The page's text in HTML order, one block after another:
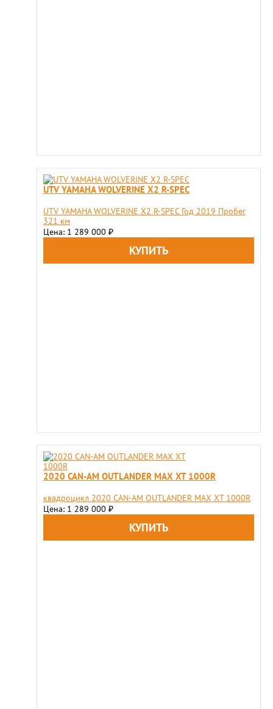
UTV YAMAHA WOLVERINE X2 R-SPEC
UTV YAMAHA WOLVERINE X2 R-SPEC Год 2019 Пробег
321 км
Цена: 1 289 000 ₽
2020 CAN-AM OUTLANDER MAX XT 1000R
квадроцикл 2020 CAN-AM OUTLANDER MAX XT 1000R
Цена: 1 289 000 ₽